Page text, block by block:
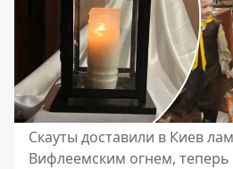
Скауты доставили в Киев
Вифлеемским огнем, теперь